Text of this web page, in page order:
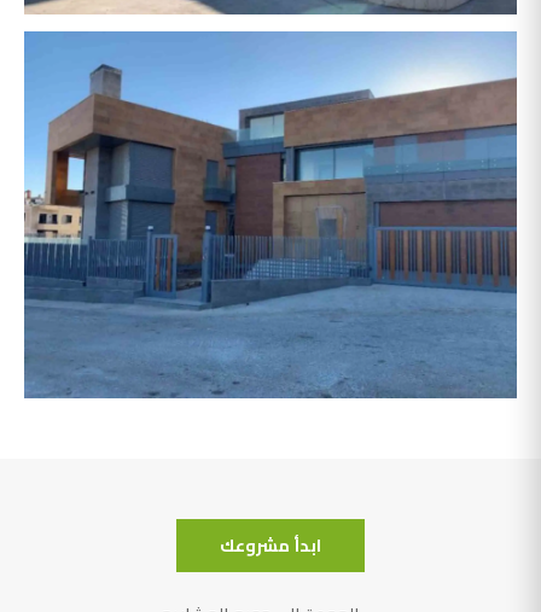
حشيمي
ابدأ مشروعك